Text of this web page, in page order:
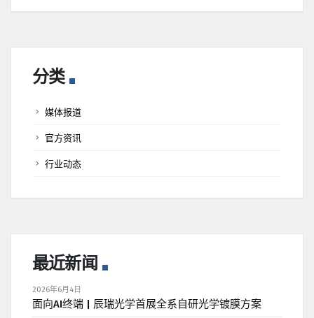
分类
媒体报道
官方资讯
行业动态
最近新闻
2026年6月4日
面向AI终端 | 辰瑞光学首展全系自研光学镀膜方案